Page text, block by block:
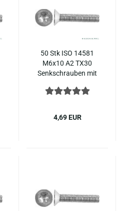
50 Stk ISO 14581
M6x10 A2 TX30
Senk­schrau­ben mit
DIN 965 ), Edel­stahl
4,69 EUR